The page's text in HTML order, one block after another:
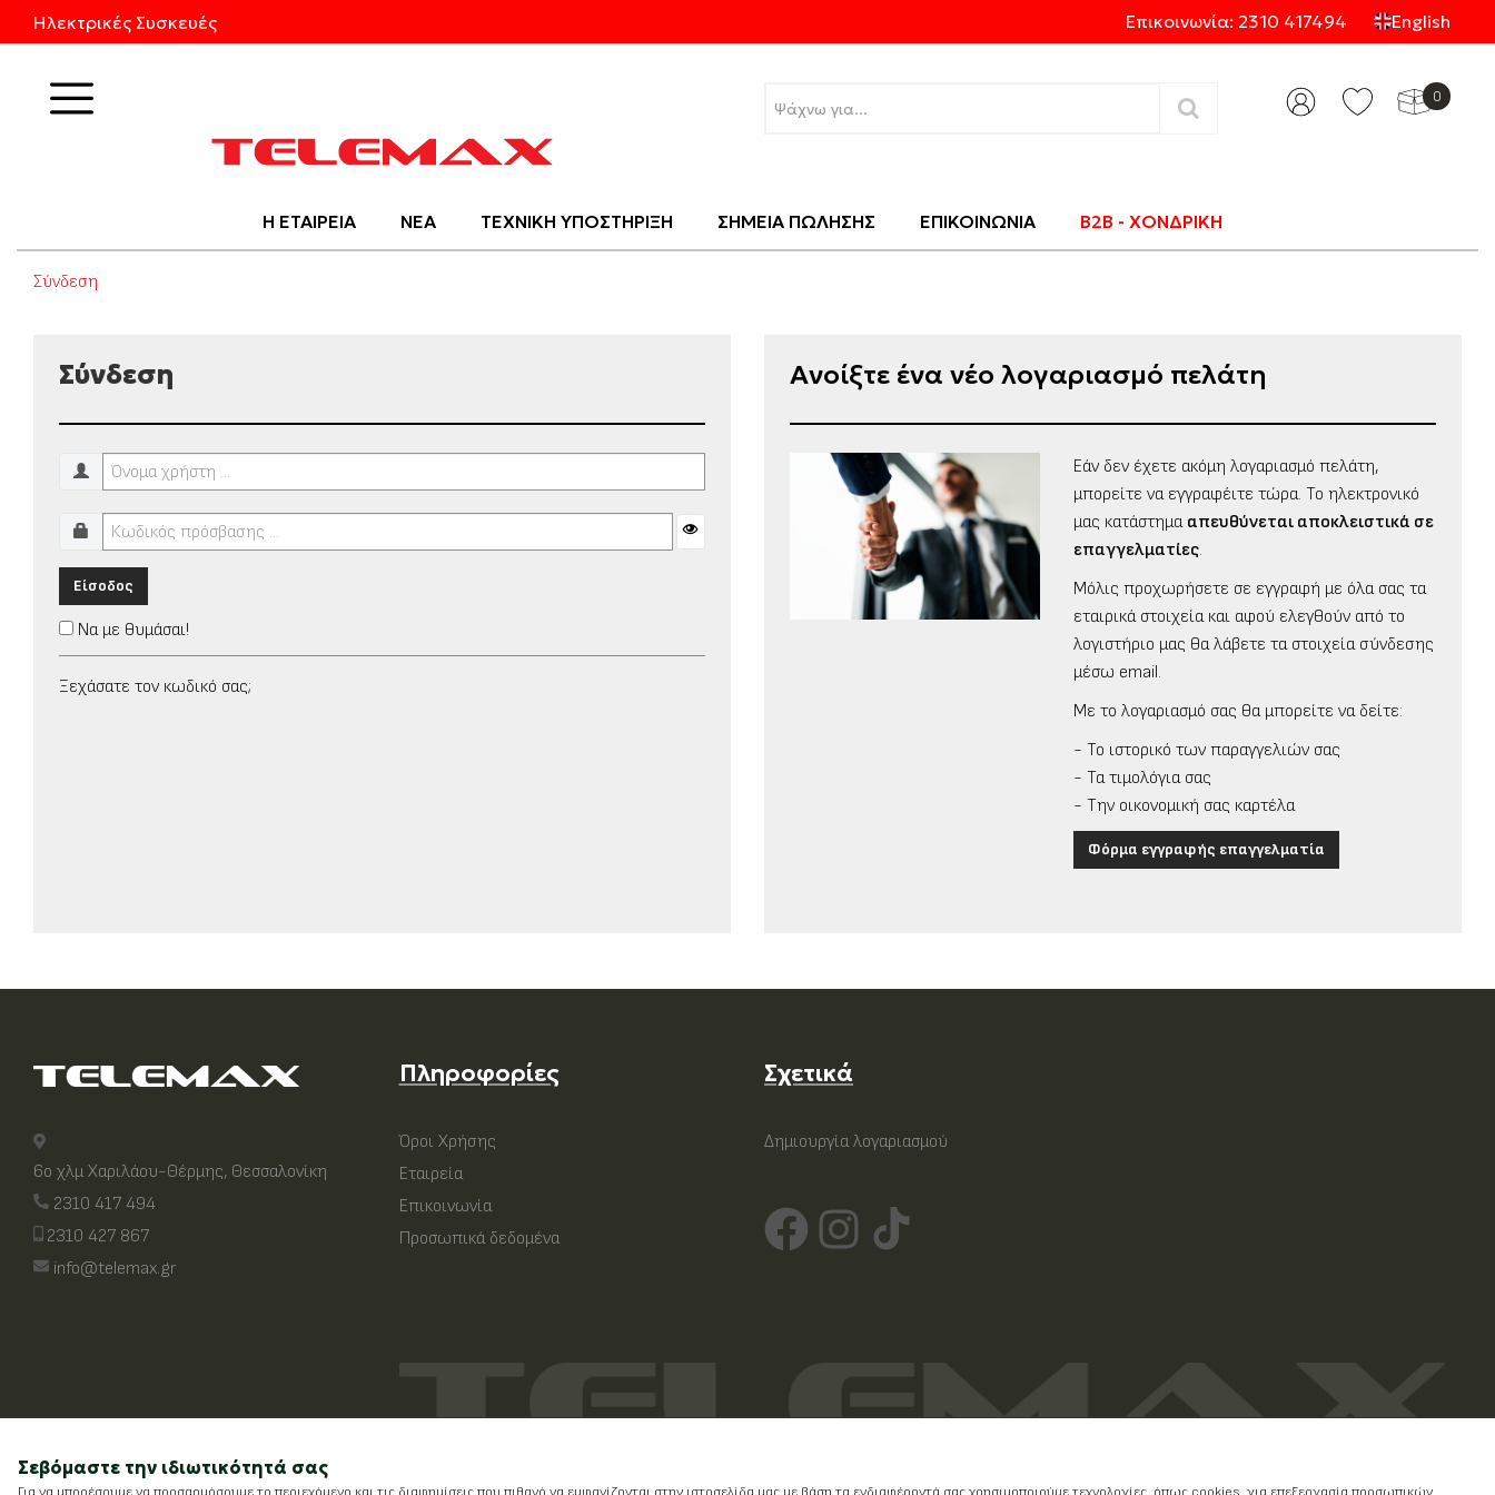
Ηλεκτρικές Συσκευές Επικοινωνία: 2310 417494 English
0
Η ΕΤΑΙΡΕΙΑ ΝΕΑ ΤΕΧΝΙΚΗ ΥΠΟΣΤΗΡΙΞΗ ΣΗΜΕΙΑ ΠΩΛΗΣΗΣ ΕΠΙΚΟΙΝΩΝΙΑ B2B - ΧΟΝΔΡΙΚΗ
Σύνδεση
Σύνδεση
Είσοδος
Να με θυμάσαι!
Ξεχάσατε τον κωδικό σας;
Ανοίξτε ένα νέο λογαριασμό πελάτη
Εάν δεν έχετε ακόμη λογαριασμό πελάτη,
μπορείτε να εγγραφέιτε τώρα. Το ηλεκτρονικό
μας κατάστημα απευθύνεται αποκλειστικά σε
επαγγελματίες.
Μόλις προχωρήσετε σε εγγραφή με όλα σας τα
εταιρικά στοιχεία και αφού ελεγθούν από το
λογιστήριο μας θα λάβετε τα στοιχεία σύνδεσης
μέσω email.
Με το λογαριασμό σας θα μπορείτε να δείτε:
- Το ιστορικό των παραγγελιών σας
- Τα τιμολόγια σας
- Την οικονομική σας καρτέλα
Φόρμα εγγραφής επαγγελματία
6ο χλμ Χαριλάου-Θέρμης, Θεσσαλονίκη
2310 417 494
2310 427 867
info@telemax.gr
Πληροφορίες
Όροι Χρήσης
Εταιρεία
Επικοινωνία
Προσωπικά δεδομένα
Σχετικά
Δημιουργία λογαριασμού
Σεβόμαστε την ιδιωτικότητά σας